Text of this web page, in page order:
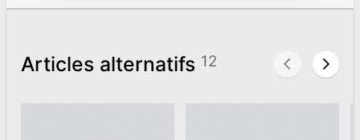
Articles alternatifs 12